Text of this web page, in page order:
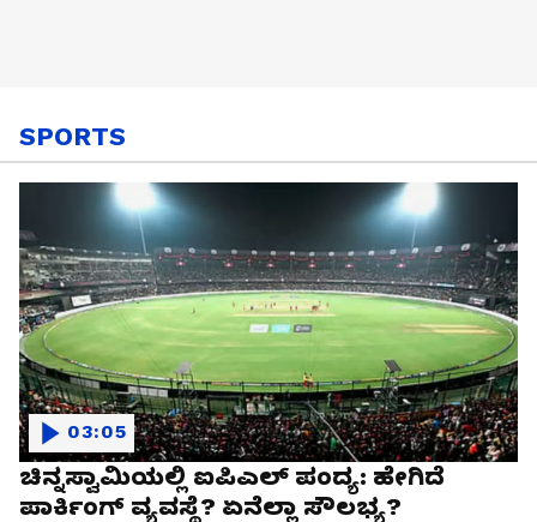
SPORTS
ಚಿನ್ನಸ್ವಾಮಿಯಲ್ಲಿ ಐಪಿಎಲ್‌ ಪಂದ್ಯ: ಹೇಗಿದೆ
ಪಾರ್ಕಿಂಗ್ ವ್ಯವಸ್ಥೆ? ಏನೆಲ್ಲಾ ಸೌಲಭ್ಯ?
03:05